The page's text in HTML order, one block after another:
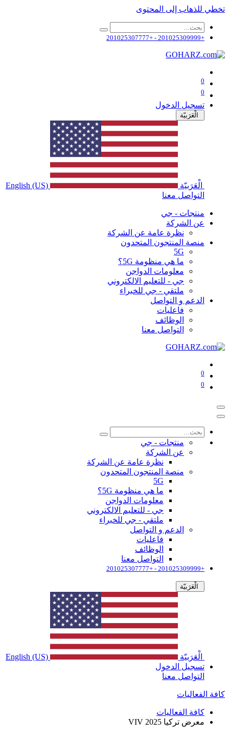
تخطي للذهاب إلى المحتوى
+201025309999 - +201025307777
0
0
تسجيل الدخول
الْعَرَبيّة
الْعَرَبيّة
English (US)
التواصل معنا
منتجات - جي
عن الشركة
نظرة عامة عن الشركة
منصة المنتجون المتحدون
5G
ما هي منظومة 5G؟
معلومات الدواجن
جي - للتعليم الالكتروني
ملتقي - جي للخبراء
الدعم و التواصل
فاعليات
الوظائف
التواصل معنا
0
0
منتجات - جي
عن الشركة
نظرة عامة عن الشركة
منصة المنتجون المتحدون
5G
ما هي منظومة 5G؟
معلومات الدواجن
جي - للتعليم الالكتروني
ملتقي - جي للخبراء
الدعم و التواصل
فاعليات
الوظائف
التواصل معنا
+201025309999 - +201025307777
الْعَرَبيّة
الْعَرَبيّة
English (US)
تسجيل الدخول
التواصل معنا
كافة الفعاليات
كافة الفعاليات
معرض تركيا VIV 2025